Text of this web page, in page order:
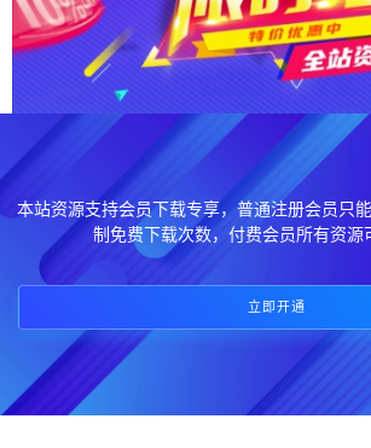
本站资源支持会员下载专享，普通注册会员只
制免费下载次数，付费会员所有资源
立即开通